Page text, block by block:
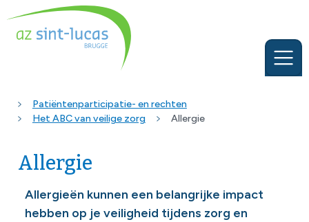
Patiëntenparticipatie- en rechten
Het ABC van veilige zorg
Allergie
Allergie
Allergieën kunnen een belangrijke impact
hebben op je veiligheid tijdens zorg en